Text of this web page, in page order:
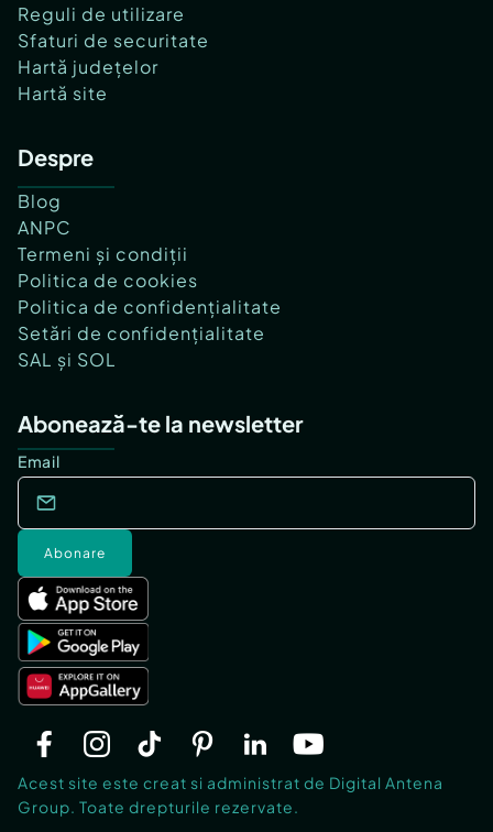
Reguli de utilizare
Sfaturi de securitate
Hartă județelor
Hartă site
Despre
Blog
ANPC
Termeni și condiții
Politica de cookies
Politica de confidențialitate
Setări de confidențialitate
SAL și SOL
Abonează-te la newsletter
Email
Abonare
Acest site este creat si administrat de Digital Antena
Group. Toate drepturile rezervate.